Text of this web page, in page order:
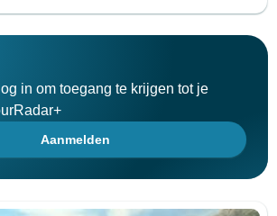
in om toegang te krijgen tot je
Aanmelden